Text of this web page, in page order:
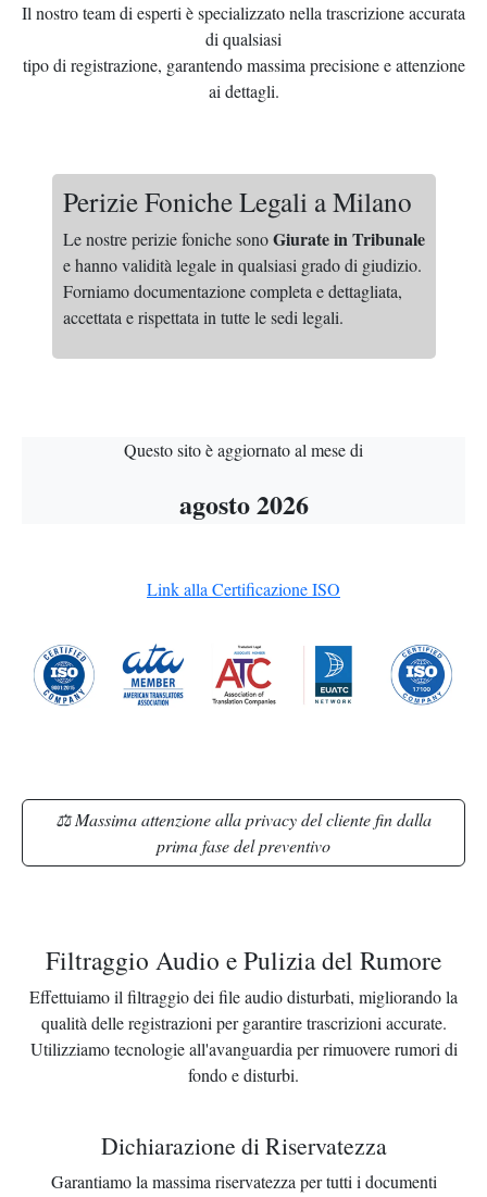
Il nostro team di esperti è specializzato nella trascrizione accurata
di qualsiasi
tipo di registrazione, garantendo massima precisione e attenzione
ai dettagli.
Perizie Foniche Legali a Milano
Le nostre perizie foniche sonoGiurate in Tribunale
e hanno validità legale in qualsiasi grado di giudizio.
Forniamo documentazione completa e dettagliata,
accettata e rispettata in tutte le sedi legali.
Questo sito è aggiornato al mese di
agosto 2026
Link alla Certificazione ISO
⚖ Massima attenzione alla privacy del cliente fin dalla
prima fase del preventivo
Filtraggio Audio e Pulizia del Rumore
Effettuiamo il filtraggio dei file audio disturbati, migliorando la
qualità delle registrazioni per garantire trascrizioni accurate.
Utilizziamo tecnologie all'avanguardia per rimuovere rumori di
fondo e disturbi.
Dichiarazione di Riservatezza
Garantiamo la massima riservatezza per tutti i documenti